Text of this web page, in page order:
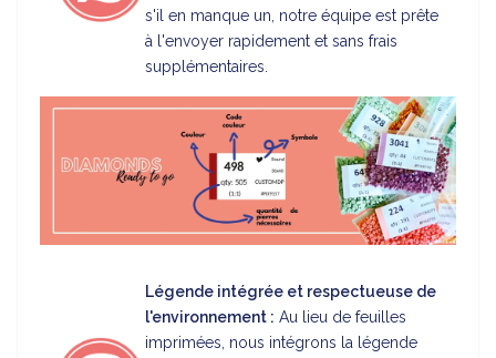
s'il en manque un, notre équipe est prête
à l'envoyer rapidement et sans frais
supplémentaires.
Légende intégrée et respectueuse de
l'environnement : Au lieu de feuilles
imprimées, nous intégrons la légende